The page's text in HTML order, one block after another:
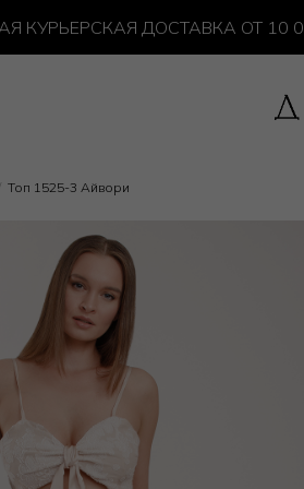
ДОСТАВКА ОТ 10 000 ₽
Топ 1525-3 Айвори